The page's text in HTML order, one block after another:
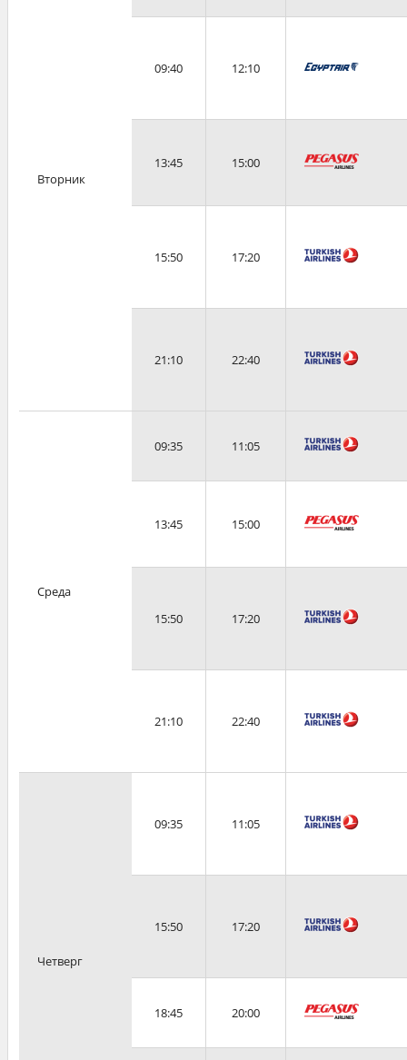
Вторник
09:40 12:10
13:45 15:00
15:50 17:20
21:10 22:40
Среда
09:35 11:05
13:45 15:00
15:50 17:20
21:10 22:40
Четверг
09:35 11:05
15:50 17:20
18:45 20:00